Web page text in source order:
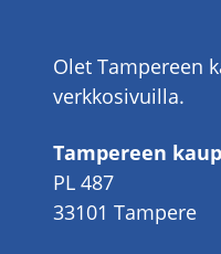
Olet Tampereen
verkkosivuilla.
Tampereen
PL 487
33101 Tampere